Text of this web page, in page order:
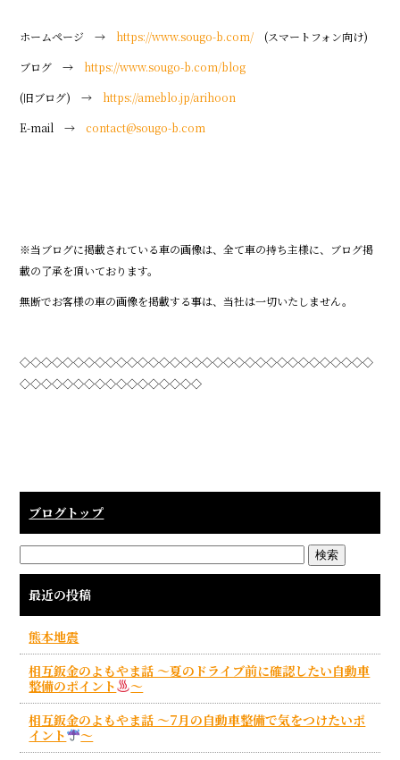
ホームページ → https://www.sougo-b.com/ (スマートフォン向け)
ブログ → https://www.sougo-b.com/blog
(旧ブログ) → https://ameblo.jp/arihoon
E-mail →contact@sougo-b.com
※当ブログに掲載されている車の画像は、全て車の持ち主様に、ブログ掲
載の了承を頂いております。
無断でお客様の車の画像を掲載する事は、当社は一切いたしません。
◇◇◇◇◇◇◇◇◇◇◇◇◇◇◇◇◇◇◇◇◇◇◇◇◇◇◇◇◇◇◇◇◇
◇◇◇◇◇◇◇◇◇◇◇◇◇◇◇◇◇
ブログトップ
最近の投稿
熊本地震
相互鈑金のよもやま話 ～夏のドライブ前に確認したい自動車
整備のポイント
～
相互鈑金のよもやま話 ～7月の自動車整備で気をつけたいポ
イント
～